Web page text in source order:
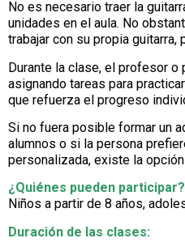
No es necesario traer la
unidades en el aula. No
trabajar con su propia guitarra,
Durante la clase, el profesor
asignando tareas para
que refuerza el progreso
Si no fuera posible formar un
alumnos o si la persona
personalizada, existe la
¿Quiénes pueden participar?
Niños a partir de 8 años,
Duración de las clases: